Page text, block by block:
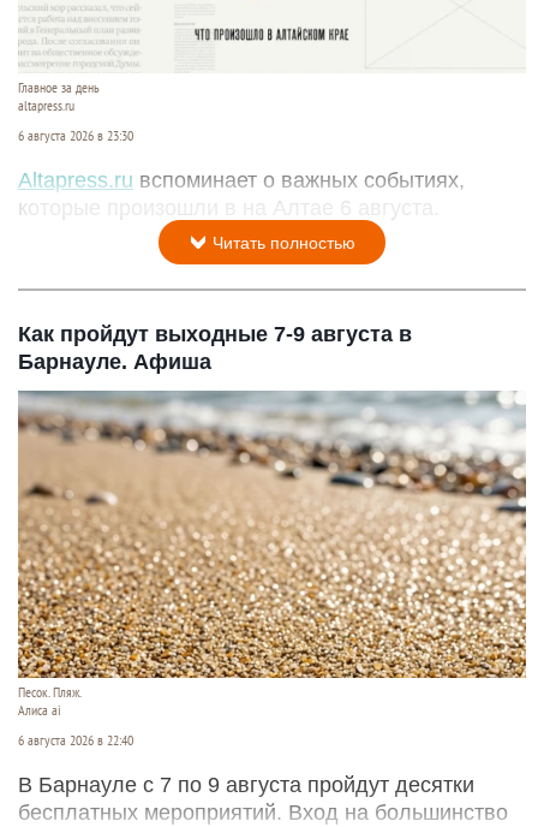
Главное за день
altapress.ru
6 августа 2026 в 23:30
Altapress.ru вспоминает о важных событиях,
которые произошли в на Алтае 6 августа.
Читать полностью
Как пройдут выходные 7-9 августа в
Барнауле. Афиша
Песок. Пляж.
Алиса ai
6 августа 2026 в 22:40
В Барнауле с 7 по 9 августа пройдут десятки
бесплатных мероприятий. Вход на большинство